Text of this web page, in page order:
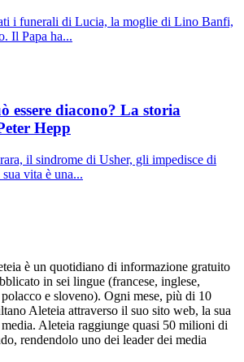
i funerali di Lucia, la moglie di Lino Banfi,
Il Papa ha...
essere diacono? La storia
Hepp
il sindrome di Usher, gli impedisce di
vita è una...
è un quotidiano di informazione gratuito
in sei lingue (francese, inglese,
e sloveno). Ogni mese, più di 10
Aleteia attraverso il suo sito web, la sua
Aleteia raggiunge quasi 50 milioni di
rendendolo uno dei leader dei media